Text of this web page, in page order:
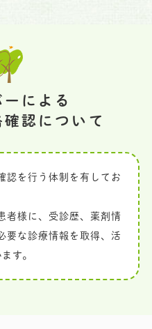
による
認について
認を行う体制を有してお
者様に、受診歴、薬剤情
要な診療情報を取得、活
す。